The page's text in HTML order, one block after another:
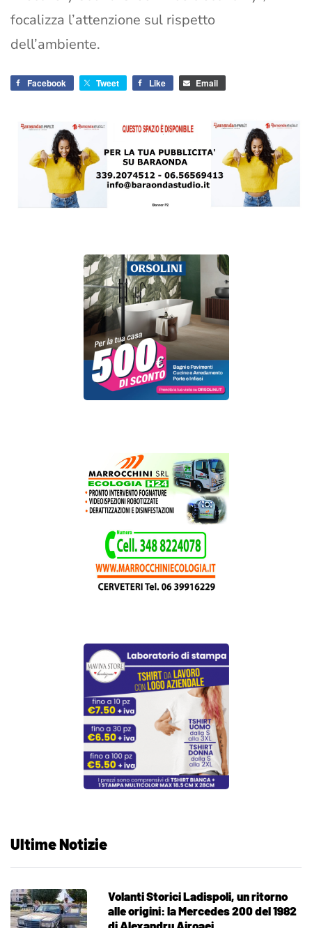
focalizza l’attenzione sul rispetto
dell’ambiente.
Facebook Tweet Like Email
Ultime Notizie
Volanti Storici Ladispoli, un ritorno
alle origini: la Mercedes 200 del 1982
di Alexandru Airoaei